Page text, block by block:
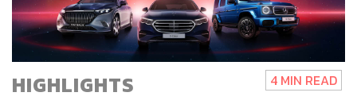
HIGHLIGHTS 4 MIN READ